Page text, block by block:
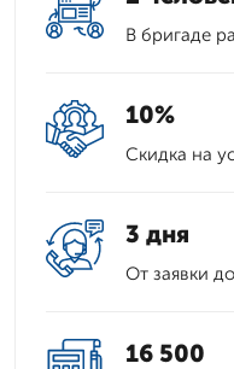
В бригаде
10%
Скидка на
3 дня
От заявки
16 500